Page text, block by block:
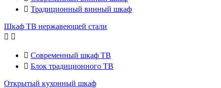
 Традиционный винный шкаф
Шкаф ТВ нержавеющей стали
 
 Современный шкаф ТВ
 Блок традиционного ТВ
Открытый кухонный шкаф